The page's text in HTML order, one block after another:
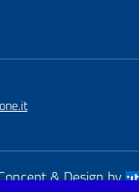
& Design by